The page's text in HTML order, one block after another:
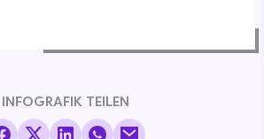
INFOGRAFIK TEILEN